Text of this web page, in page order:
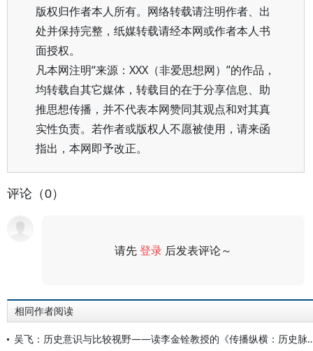
版权归作者本人所有。网络转载请注明作者、出
处并保持完整，纸媒转载请经本网或作者本人书
面授权。
凡本网注明“来源：XXX（非爱思想网）”的作品，
均转载自其它媒体，转载目的在于分享信息、助
推思想传播，并不代表本网赞同其观点和对其真
实性负责。若作者或版权人不愿被使用，请来函
指出，本网即予改正。
评论（0）
请先登录 后发表评论～
相同作者阅读
吴飞：历史意识与比较视野——读